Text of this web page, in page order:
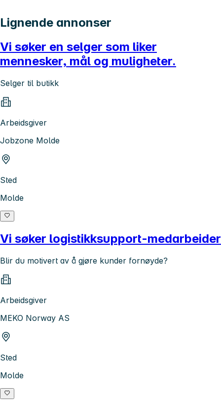
Lignende annonser
Vi søker en selger som liker
mennesker, mål og muligheter.
Selger til butikk
Arbeidsgiver
Jobzone Molde
Sted
Molde
Vi søker logistikksupport-medarbeider
Blir du motivert av å gjøre kunder fornøyde?
Arbeidsgiver
MEKO Norway AS
Sted
Molde